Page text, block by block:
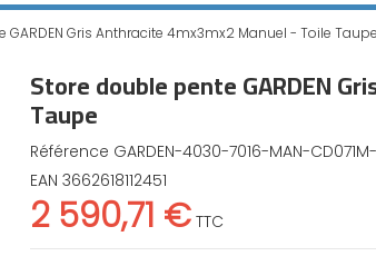
GARDEN Gris Anthracite 4mx3mx2 Manuel - Toile Taupe
Store double pente GARDEN
Taupe
Référence GARDEN-4030-7016-MAN-
EAN 3662618112451
2 590,71 € TTC